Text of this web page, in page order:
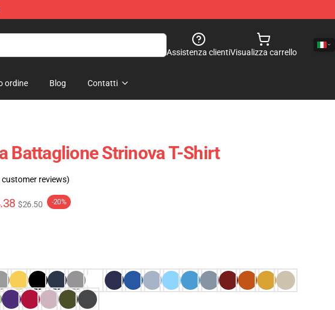
Assistenza clientiVisualizza carrello
ordine Blog Contatti
Battaglione Strinova T-Shirt
customer reviews)
$26.50 -20%